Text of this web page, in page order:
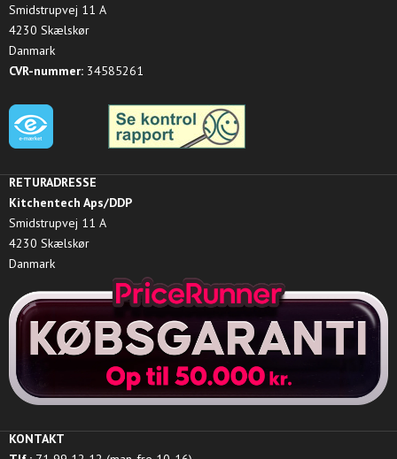
Smidstrupvej 11 A
4230 Skælskør
Danmark
CVR-nummer: 34585261
RETURADRESSE
Kitchentech Aps/DDP
Smidstrupvej 11 A
4230 Skælskør
Danmark
KONTAKT